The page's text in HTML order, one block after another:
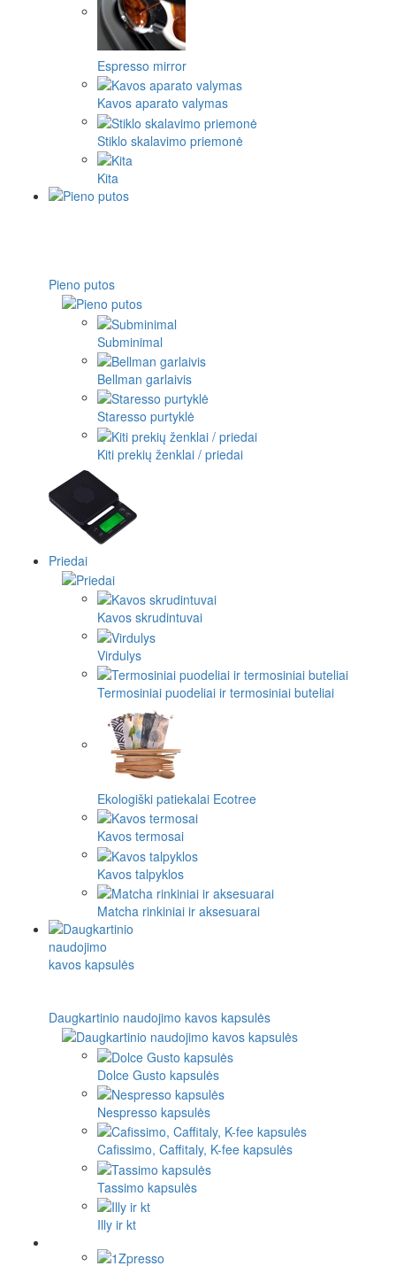
Espresso mirror
Kavos aparato valymas
Stiklo skalavimo priemonė
Kita
Pieno putos
Subminimal
Bellman garlaivis
Staresso purtyklė
Kiti prekių ženklai / priedai
Priedai
Kavos skrudintuvai
Virdulys
Termosiniai puodeliai ir termosiniai buteliai
Ekologiški patiekalai Ecotree
Kavos termosai
Kavos talpyklos
Matcha rinkiniai ir aksesuarai
Daugkartinio naudojimo kavos kapsulės
Dolce Gusto kapsulės
Nespresso kapsulės
Cafissimo, Caffitaly, K-fee kapsulės
Tassimo kapsulės
Illy ir kt